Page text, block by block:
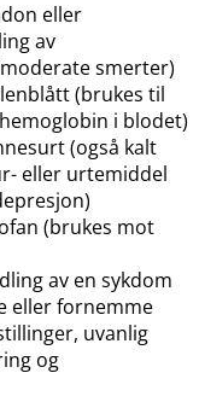
eller
av
smerter)
(brukes til
i blodet)
(også kalt
eller urtemiddel
(brukes mot
av en sykdom
eller fornemme
uvanlig
og